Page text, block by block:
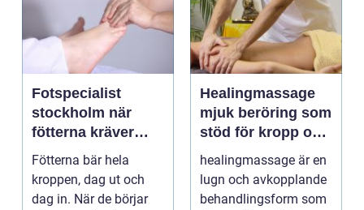
Fotspecialist
stockholm när
fötterna kräver
mer än vanliga
sulor
Fötterna bär hela
kroppen, dag ut och
dag in. När de börjar
Healingmassage
mjuk beröring som
stöd för kropp och
själ
healingmassage är en
lugn och avkopplande
behandlingsform som